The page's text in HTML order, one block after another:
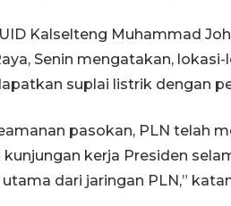
Kalselteng Muhammad
Senin mengatakan,
suplai listrik dengan
pasokan, PLN telah
kerja Presiden
dari jaringan PLN,”